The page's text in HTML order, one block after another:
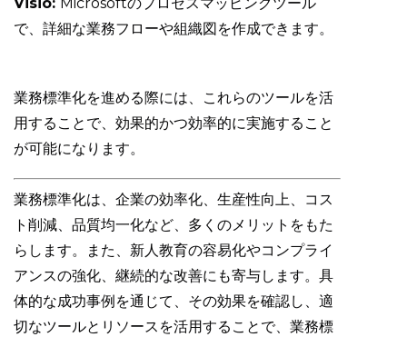
Visio: Microsoftのプロセスマッピングツール
で、詳細な業務フローや組織図を作成できます。
業務標準化を進める際には、これらのツールを活
用することで、効果的かつ効率的に実施すること
が可能になります。
業務標準化は、企業の効率化、生産性向上、コス
ト削減、品質均一化など、多くのメリットをもた
らします。また、新人教育の容易化やコンプライ
アンスの強化、継続的な改善にも寄与します。具
体的な成功事例を通じて、その効果を確認し、適
切なツールとリソースを活用することで、業務標